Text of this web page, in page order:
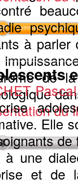
Commander l'epub 2
à parler
de
du
Téléchargement
Pascal
Elle
de
à une
et de